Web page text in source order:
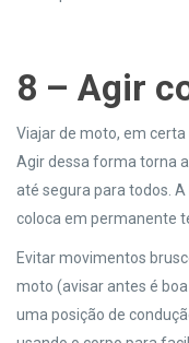
8 – Agir
Viajar de moto, em certa
Agir dessa forma torna
até segura para todos.
coloca em permanente
Evitar movimentos
moto (avisar antes é
uma posição de